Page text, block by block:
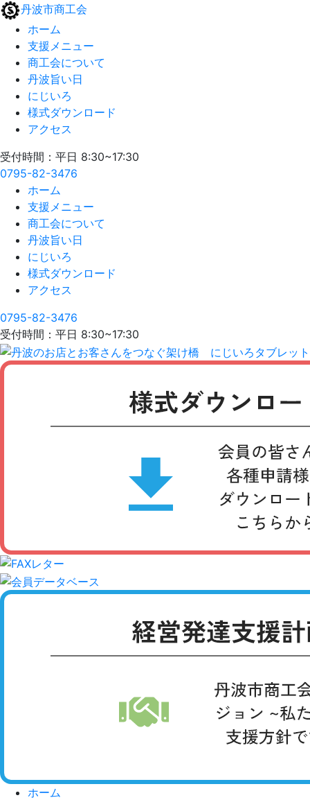
丹波市商工会
ホーム
支援メニュー
商工会について
丹波旨い日
にじいろ
様式ダウンロード
アクセス
受付時間：平日 8:30~17:30
0795-82-3476
ホーム
支援メニュー
商工会について
丹波旨い日
にじいろ
様式ダウンロード
アクセス
0795-82-3476
受付時間：平日 8:30~17:30
ホーム